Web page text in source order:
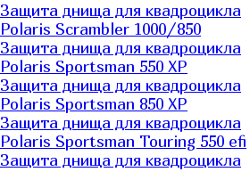
Защита днища для квадроцикла
Polaris Scrambler 1000/850
Защита днища для квадроцикла
Polaris Sportsman 550 XP
Защита днища для квадроцикла
Polaris Sportsman 850 XP
Защита днища для квадроцикла
Polaris Sportsman Touring 550 efi
Защита днища для квадроцикла